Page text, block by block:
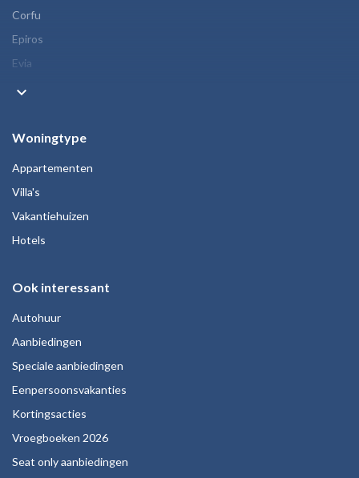
Corfu
Epiros
Evia
keyboard_arrow_down
Woningtype
Appartementen
Villa's
Vakantiehuizen
Hotels
Ook interessant
Autohuur
Aanbiedingen
Speciale aanbiedingen
Eenpersoonsvakanties
Kortingsacties
Vroegboeken 2026
Seat only aanbiedingen